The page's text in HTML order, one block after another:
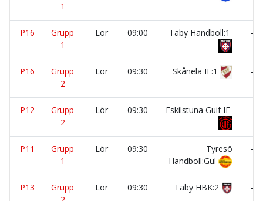
1
P16
Grupp
1
Lör 09:00 Täby Handboll:1 -
P16
Grupp
2
Lör 09:30 Skånela IF:1 -
P12
Grupp
2
Lör 09:30 Eskilstuna Guif IF -
P11
Grupp
1
Lör 09:30
Tyresö
Handboll:Gul
-
P13
Grupp
Lör 09:30 Täby HBK:2 -